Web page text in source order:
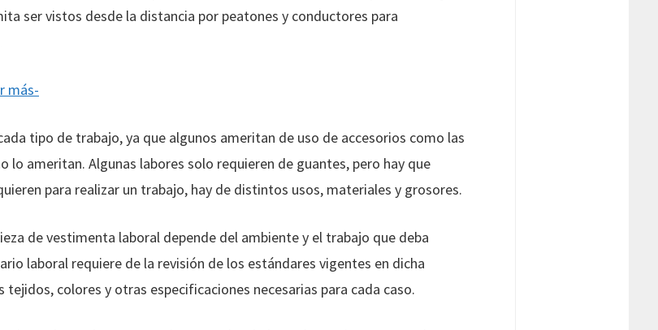
ser vistos desde la distancia por peatones y conductores para
más-
tipo de trabajo, ya que algunos ameritan de uso de accesorios como las
ameritan. Algunas labores solo requieren de guantes, pero hay que
para realizar un trabajo, hay de distintos usos, materiales y grosores.
de vestimenta laboral depende del ambiente y el trabajo que deba
laboral requiere de la revisión de los estándares vigentes en dicha
colores y otras especificaciones necesarias para cada caso.